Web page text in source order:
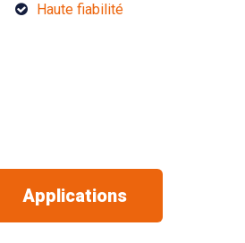
Haute fiabilité
Applications